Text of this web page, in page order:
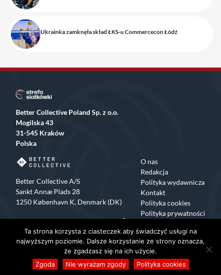
Ukrainka zamknęła skład ŁKS-u Commercecon Łódź
Better Collective Poland Sp. z o.o.
Mogilska 43
31-545 Kraków
Polska
Better Collective A/S
Sankt Annæ Plads 28
1250 København K, Denmark (DK)
O nas
Redakcja
Polityka wydawnicza
Kontakt
Polityka cookies
Polityka prywatności
Facebook
X Instagram
TikTok
Copyrights 2015-2024 Strefa Siatkówki All rights reserved
Ta strona korzysta z ciasteczek aby świadczyć usługi na
najwyższym poziomie. Dalsze korzystanie ze strony oznacza,
że zgadzasz się na ich użycie.
Zgoda
Nie wyrażam zgody Polityka cookies